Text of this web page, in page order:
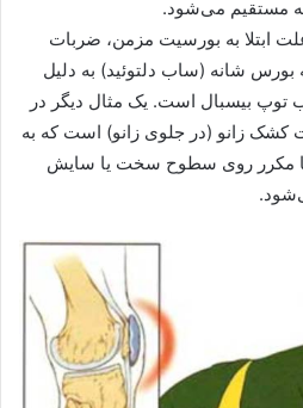
مستقیم می‌شود.
ابتلا به بورسیت مزمن، ضربات
شانه (ساب دلتوئید) به دلیل
توپ بیسبال است. یک مثال دیگر در
زانو (در جلوی زانو) است که به
یا مکرر روی سطوح سخت یا سایش